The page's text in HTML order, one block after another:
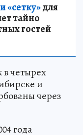
«сетку»для
тайно
гостей
в четырех
и
через
года